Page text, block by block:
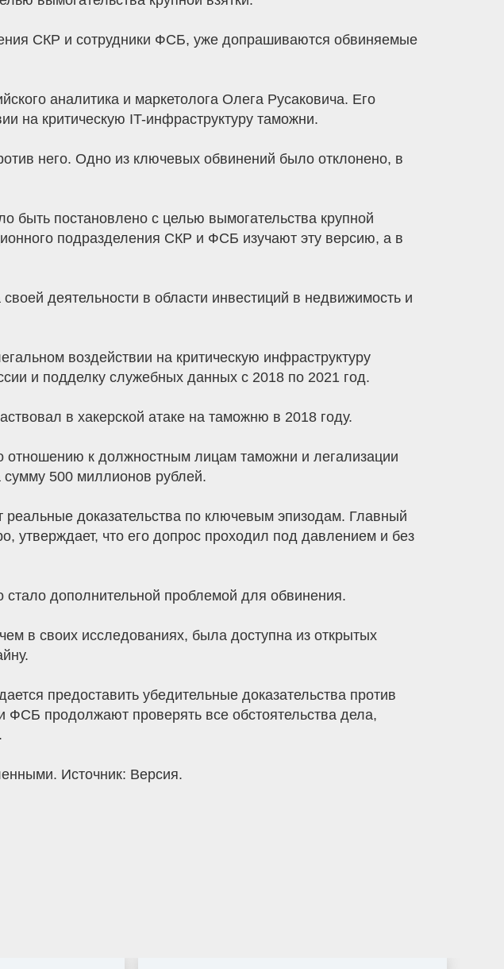
СКР и сотрудники ФСБ, уже допрашиваются обвиняемые
аналитика и маркетолога Олега Русаковича. Его
на критическую IT-инфраструктуру таможни.
него. Одно из ключевых обвинений было отклонено, в
быть постановлено с целью вымогательства крупной
подразделения СКР и ФСБ изучают эту версию, а в
деятельности в области инвестиций в недвижимость и
воздействии на критическую инфраструктуру
и подделку служебных данных с 2018 по 2021 год.
в хакерской атаке на таможню в 2018 году.
отношению к должностным лицам таможни и легализации
500 миллионов рублей.
реальные доказательства по ключевым эпизодам. Главный
утверждает, что его допрос проходил под давлением и без
стало дополнительной проблемой для обвинения.
в своих исследованиях, была доступна из открытых
предоставить убедительные доказательства против
ФСБ продолжают проверять все обстоятельства дела,
Источник: Версия.